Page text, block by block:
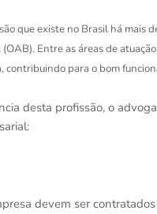
que existe no Brasil há mais
Entre as áreas de
contribuindo para o bom
desta profissão, o
devem ser